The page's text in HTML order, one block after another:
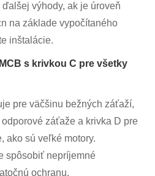
výhody, ak je úroveň
na základe vypočítaného
inštalácie.
s krivkou C pre všetky
pre väčšinu bežných záťaží,
záťaže a krivka D pre
ako sú veľké motory.
spôsobiť nepríjemné
ochranu.